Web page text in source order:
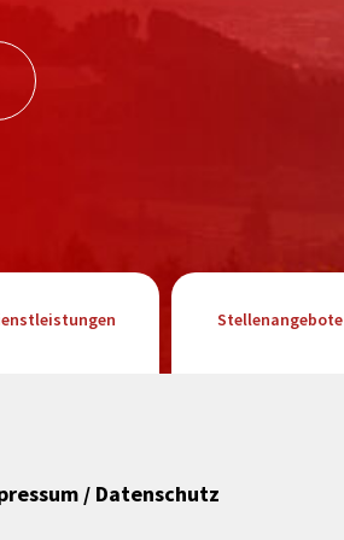
Stellenangebote
/ Datenschutz